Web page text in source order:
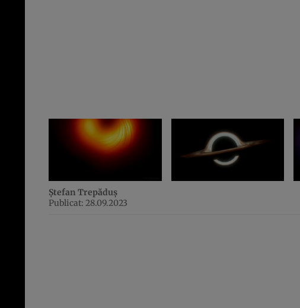
Ștefan Trepăduș
Publicat: 28.09.2023